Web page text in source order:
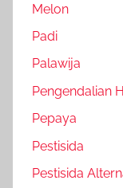
Melon
Padi
Palawija
Pengendalian
Pepaya
Pestisida
Pestisida